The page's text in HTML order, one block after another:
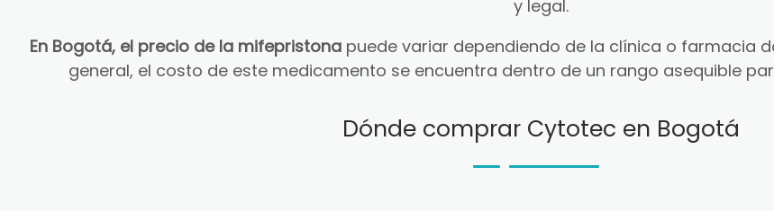
y legal.
En Bogotá, el precio de la mifepristonapuede variar dependiendo de la clínica o farmacia
general, el costo de este medicamento se encuentra dentro de un rango asequible
Dónde comprar Cytotec en Bogotá